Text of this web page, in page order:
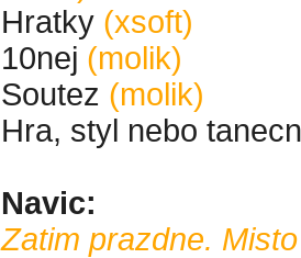
Hratky (xsoft)
10nej (molik)
Soutez (molik)
Hra, styl nebo
Navic:
Zatim prazdne.